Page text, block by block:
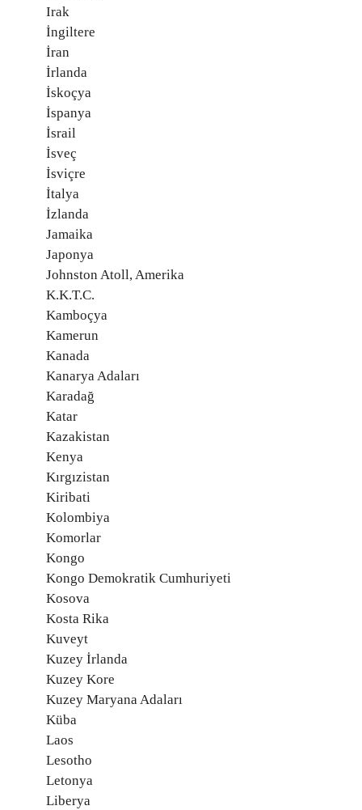
Irak
İngiltere
İran
İrlanda
İskoçya
İspanya
İsrail
İsveç
İsviçre
İtalya
İzlanda
Jamaika
Japonya
Johnston Atoll, Amerika
K.K.T.C.
Kamboçya
Kamerun
Kanada
Kanarya Adaları
Karadağ
Katar
Kazakistan
Kenya
Kırgızistan
Kiribati
Kolombiya
Komorlar
Kongo
Kongo Demokratik Cumhuriyeti
Kosova
Kosta Rika
Kuveyt
Kuzey İrlanda
Kuzey Kore
Kuzey Maryana Adaları
Küba
Laos
Lesotho
Letonya
Liberya